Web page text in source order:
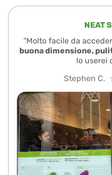
NEAT
“Molto facile da
buona dimensione,
lo userei
Stephen C.